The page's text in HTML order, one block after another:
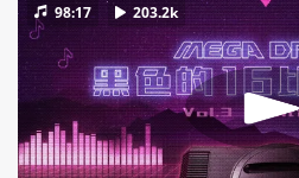
98:17 203.2k